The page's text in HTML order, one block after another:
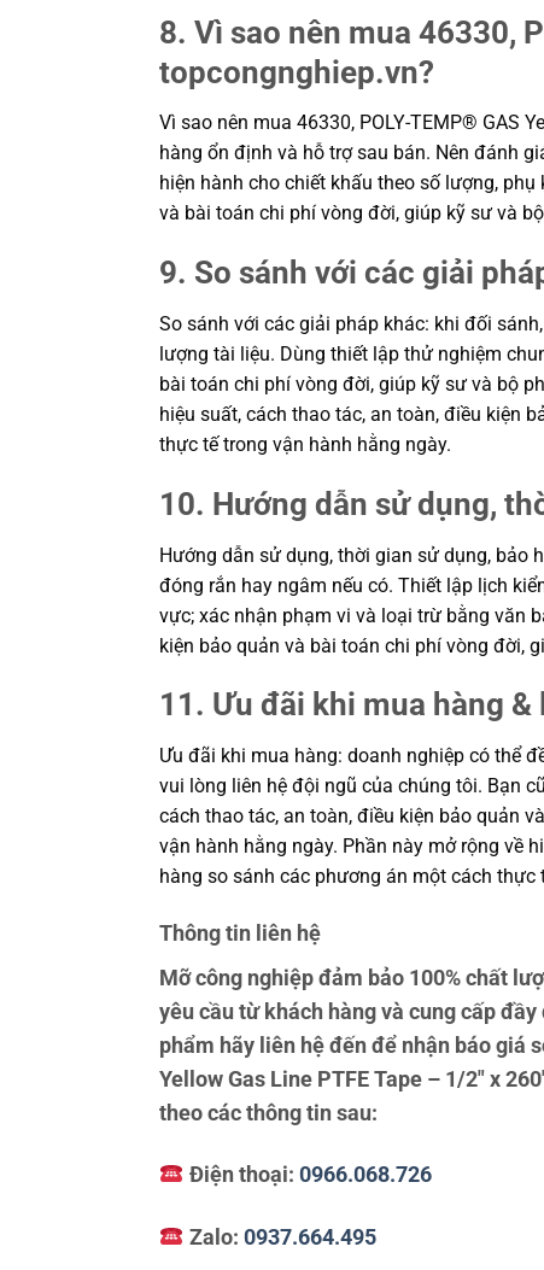
8. Vì sao nên mua 46330,
topcongnghiep.vn?
Vì sao nên mua 46330, POLY-TEMP® GAS
hàng ổn định và hỗ trợ sau bán. Nên đánh
hiện hành cho chiết khấu theo số lượng,
và bài toán chi phí vòng đời, giúp kỹ sư và
9. So sánh với các giải
So sánh với các giải pháp khác: khi đối
lượng tài liệu. Dùng thiết lập thử nghiệm
bài toán chi phí vòng đời, giúp kỹ sư và bộ
hiệu suất, cách thao tác, an toàn, điều kiện
thực tế trong vận hành hằng ngày.
10. Hướng dẫn sử dụng,
Hướng dẫn sử dụng, thời gian sử dụng, bảo
đóng rắn hay ngâm nếu có. Thiết lập lịch
vực; xác nhận phạm vi và loại trừ bằng văn
kiện bảo quản và bài toán chi phí vòng đời,
11. Ưu đãi khi mua hàng &
Ưu đãi khi mua hàng: doanh nghiệp có thể
vui lòng liên hệ đội ngũ của chúng tôi. Bạn
cách thao tác, an toàn, điều kiện bảo quản
vận hành hằng ngày. Phần này mở rộng về
hàng so sánh các phương án một cách thực
Thông tin liên hệ
Mỡ công nghiệp đảm bảo 100% chất
yêu cầu từ khách hàng và cung cấp
phẩm hãy liên hệ đến để nhận báo giá
Yellow Gas Line PTFE Tape – 1/2″ x
theo các thông tin sau:
Điện thoại: 0966.068.726
Zalo: 0937.664.495